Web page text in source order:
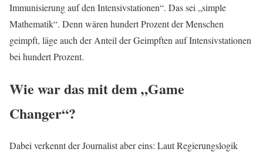
Immunisierung auf den Intensivstationen“. Das sei „simple
Mathematik“. Denn wären hundert Prozent der Menschen
geimpft, läge auch der Anteil der Geimpften auf Intensivstationen
bei hundert Prozent.
Wie war das mit dem „Game
Changer“?
Dabei verkennt der Journalist aber eins: Laut Regierungslogik